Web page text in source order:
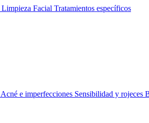
Limpieza Facial Tratamientos específicos
Acné e imperfecciones Sensibilidad y rojeces